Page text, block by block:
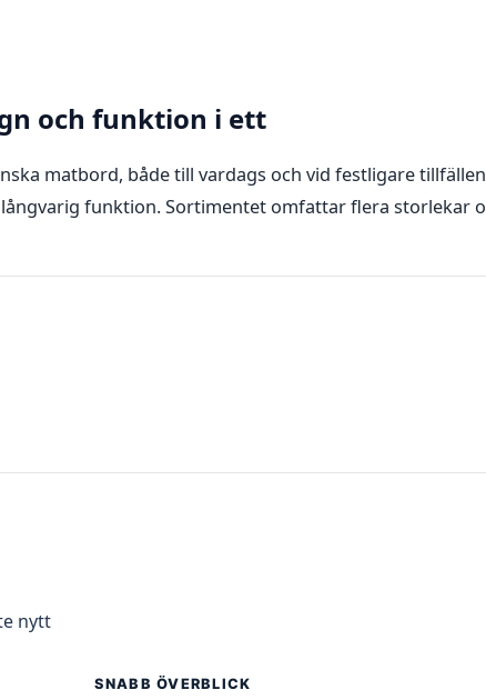
och funktion i ett
matbord, både till vardags och vid festligare
funktion. Sortimentet omfattar flera storlekar
nytt
SNABB ÖVERBLICK